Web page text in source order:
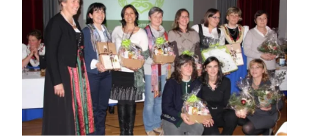
Mitgliedschaft
Landessekretariat
Bäuerliche Buffets
Hofgeschichten